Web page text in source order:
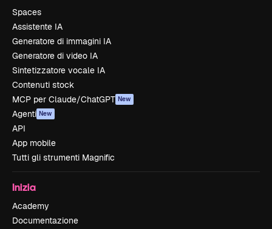
Spaces
Assistente IA
Generatore di immagini IA
Generatore di video IA
Sintetizzatore vocale IA
Contenuti stock
MCP per Claude/ChatGPT New
Agenti New
API
App mobile
Tutti gli strumenti Magnific
Inizia
Academy
Documentazione